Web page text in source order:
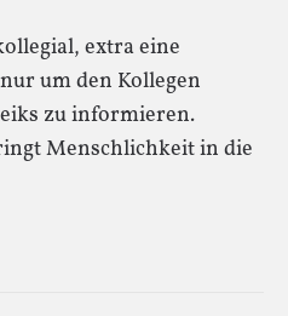
extra eine
um den Kollegen
zu informieren.
Menschlichkeit in die